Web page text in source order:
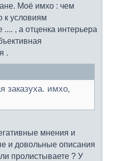
Моё имхо : чем
к условиям
, а отценка интерьера
.
заказуха. имхо,
мнения и
и довольные описания
пролистываете ? У